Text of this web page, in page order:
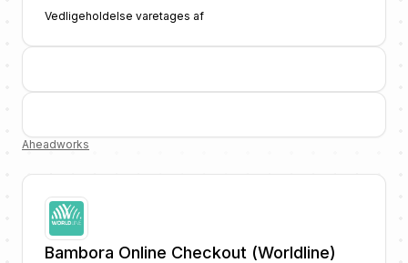
Vedligeholdelse varetages af
Aheadworks
Bambora Online Checkout (Worldline)